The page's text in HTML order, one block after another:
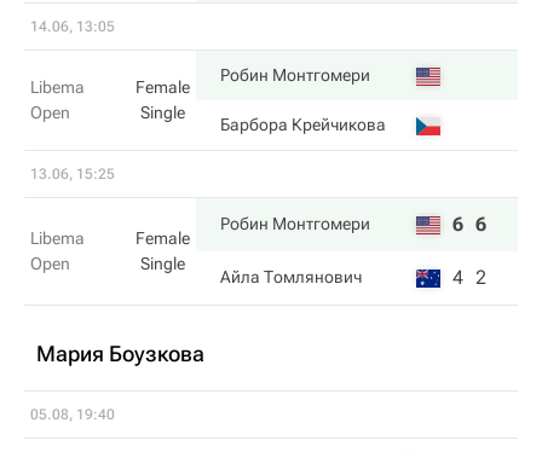
14.06, 13:05
Libema
Open
Female
Single
Робин Монтгомери
Барбора Крейчикова
13.06, 15:25
Libema
Open
Female
Single
Робин Монтгомери 6 6
Айла Томлянович 4 2
Мария Боузкова
05.08, 19:40